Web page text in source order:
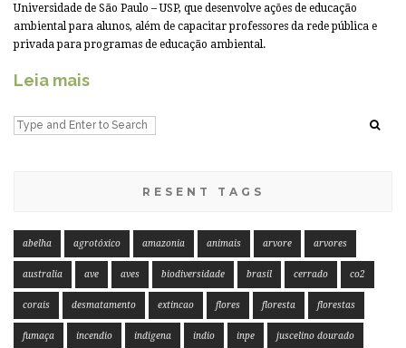
Universidade de São Paulo – USP, que desenvolve ações de educação
ambiental para alunos, além de capacitar professores da rede pública e
privada para programas de educação ambiental.
Leia mais
RESENT TAGS
abelha agrotóxico amazonia animais arvore arvores
australia ave aves biodiversidade brasil cerrado co2
corais desmatamento extincao flores floresta florestas
fumaça incendio indigena indio inpe juscelino dourado